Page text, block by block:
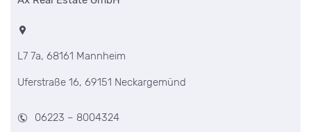
L7 7a, 68161 Mannheim
Uferstraße 16, 69151 Neckargemünd
06223 – 8004324